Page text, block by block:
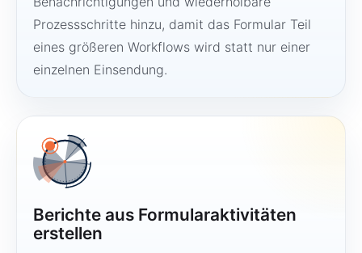
Prozessschritte hinzu, damit das Formular Teil
eines größeren Workflows wird statt nur einer
einzelnen Einsendung.
Berichte aus Formularaktivitäten
erstellen